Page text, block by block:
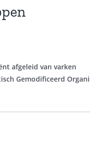
afgeleid van varken
Gemodificeerd